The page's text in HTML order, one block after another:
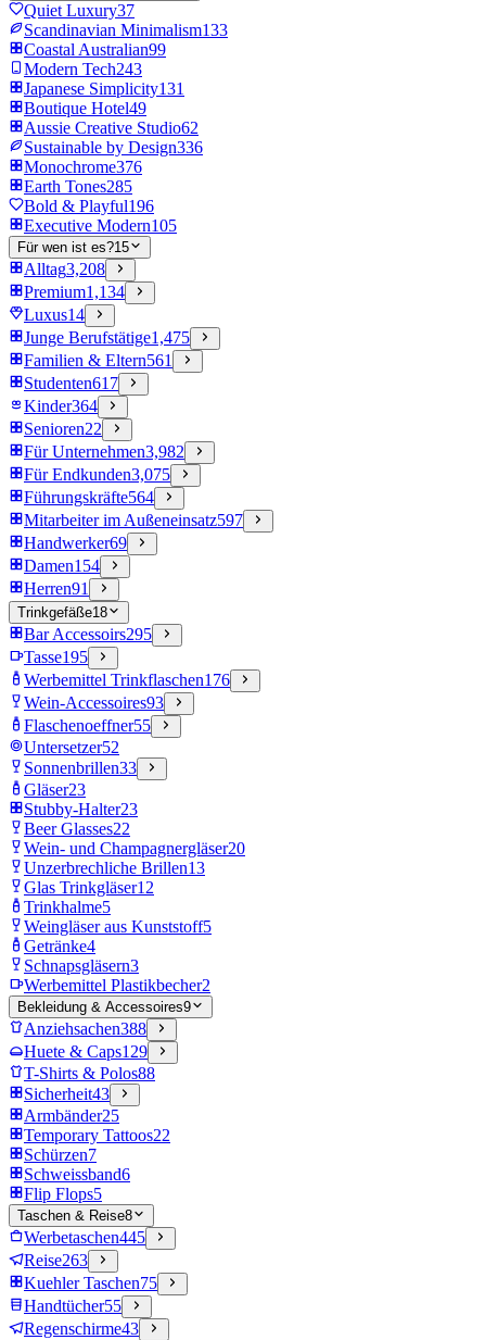
Quiet Luxury37
Scandinavian Minimalism133
Coastal Australian99
Modern Tech243
Japanese Simplicity131
Boutique Hotel49
Aussie Creative Studio62
Sustainable by Design336
Monochrome376
Earth Tones285
Bold & Playful196
Executive Modern105
Für wen ist es?15
Alltag3,208
Premium1,134
Luxus14
Junge Berufstätige1,475
Familien & Eltern561
Studenten617
Kinder364
Senioren22
Für Unternehmen3,982
Für Endkunden3,075
Führungskräfte564
Mitarbeiter im Außeneinsatz597
Handwerker69
Damen154
Herren91
Trinkgefäße18
Bar Accessoirs295
Tasse195
Werbemittel Trinkflaschen176
Wein-Accessoires93
Flaschenoeffner55
Untersetzer52
Sonnenbrillen33
Gläser23
Stubby-Halter23
Beer Glasses22
Wein- und Champagnergläser20
Unzerbrechliche Brillen13
Glas Trinkgläser12
Trinkhalme5
Weingläser aus Kunststoff5
Getränke4
Schnapsgläsern3
Werbemittel Plastikbecher2
Bekleidung & Accessoires9
Anziehsachen388
Huete & Caps129
T-Shirts & Polos88
Sicherheit43
Armbänder25
Temporary Tattoos22
Schürzen7
Schweissband6
Flip Flops5
Taschen & Reise8
Werbetaschen445
Reise263
Kuehler Taschen75
Handtücher55
Regenschirme43